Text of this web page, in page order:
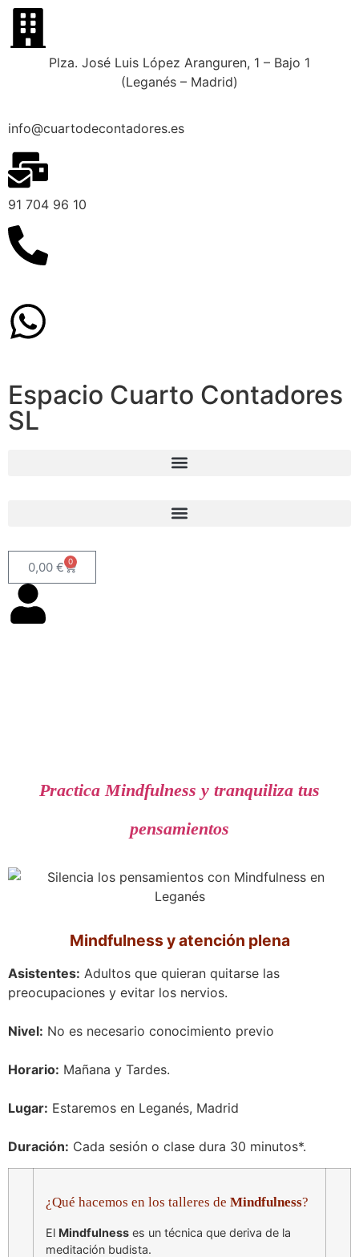
Plza. José Luis López Aranguren, 1 – Bajo 1
(Leganés – Madrid)
info@cuartodecontadores.es
91 704 96 10
Espacio Cuarto Contadores
SL
0,00 € 0
Practica Mindfulness y tranquiliza tus
pensamientos
Mindfulness y atención plena
Asistentes: Adultos que quieran quitarse las
preocupaciones y evitar los nervios.
Nivel: No es necesario conocimiento previo
Horario: Mañana y Tardes.
Lugar: Estaremos en Leganés, Madrid
Duración: Cada sesión o clase dura 30 minutos*.
¿Qué hacemos en los talleres de Mindfulness?
El Mindfulness es un técnica que deriva de la
meditación budista.